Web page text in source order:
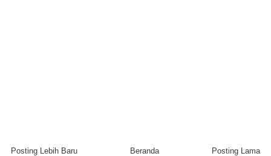
Posting Lebih Baru Posting Lama
Beranda